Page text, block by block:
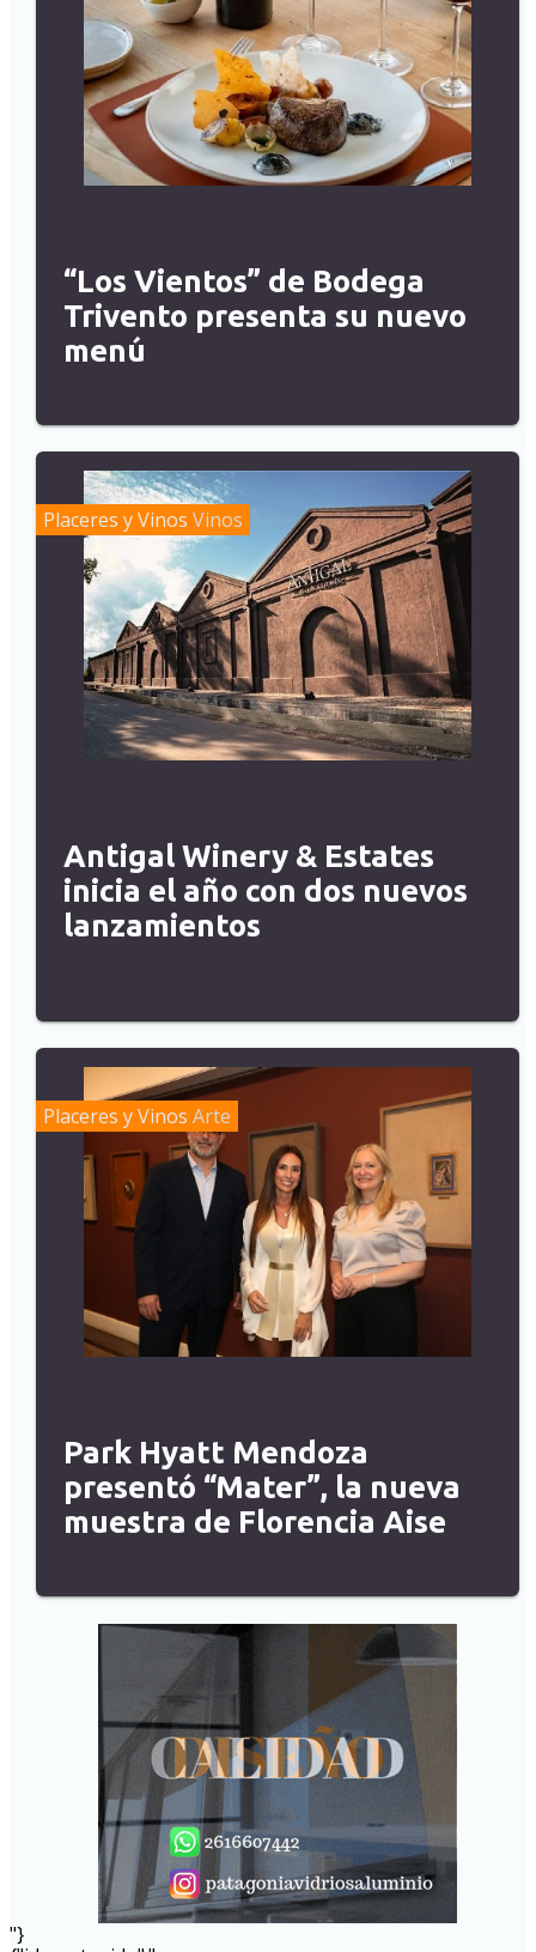
“Los Vientos” de Bodega
Trivento presenta su nuevo
menú
Placeres y Vinos Vinos
Antigal Winery & Estates
inicia el año con dos nuevos
lanzamientos
Placeres y Vinos Arte
Park Hyatt Mendoza
presentó “Mater”, la nueva
muestra de Florencia Aise
"}